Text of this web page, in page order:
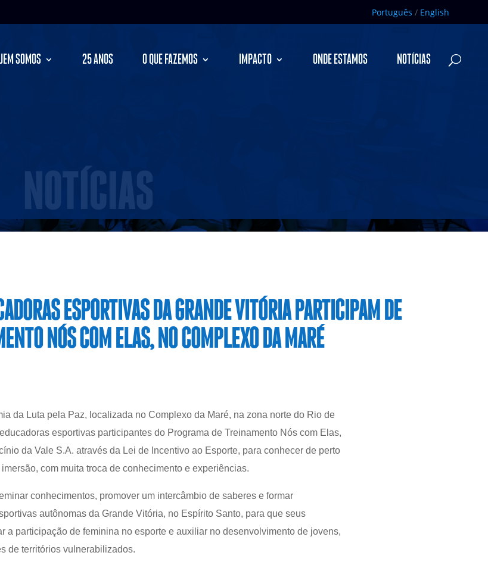
Português / English
SOMOS 25 ANOS O QUE FAZEMOS IMPACTO ONDE ESTAMOS NOTÍCIAS
ESPORTIVAS DA GRANDE VITÓRIA PARTICIPAM DE
NÓS COM ELAS, NO COMPLEXO DA MARÉ
da Luta pela Paz, localizada no Complexo da Maré, na zona norte do Rio de
esportivas participantes do Programa de Treinamento Nós com Elas,
da Vale S.A. através da Lei de Incentivo ao Esporte, para conhecer de perto
com muita troca de conhecimento e experiências.
conhecimentos, promover um intercâmbio de saberes e formar
autônomas da Grande Vitória, no Espírito Santo, para que seus
a participação de feminina no esporte e auxiliar no desenvolvimento de jovens,
de territórios vulnerabilizados.